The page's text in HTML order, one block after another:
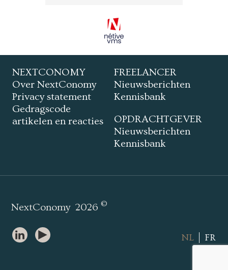
NEXTCONOMY
Over NextConomy
Privacy statement
Gedragscode
artikelen en reacties
FREELANCER
Nieuwsberichten
Kennisbank
OPDRACHTGEVER
Nieuwsberichten
Kennisbank
NextConomy 2026©
NL FR